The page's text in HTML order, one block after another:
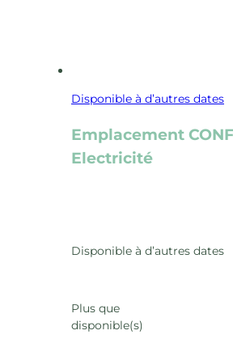
Disponible à d’autres dates
Emplacement
Electricité
Disponible à d’autres dates
Plus que
disponible(s)